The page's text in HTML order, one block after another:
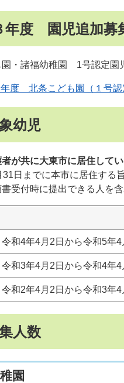
年度 園児追加募
・諸福幼稚園 1号認定園
度 北条こども園（１号認
幼児
が共に大東市に居住してい
日までに本市に居住する
受付時に提出できる人を含
令和4年4月2日から令和5年
令和3年4月2日から令和4年
令和2年4月2日から令和3年
人数
園